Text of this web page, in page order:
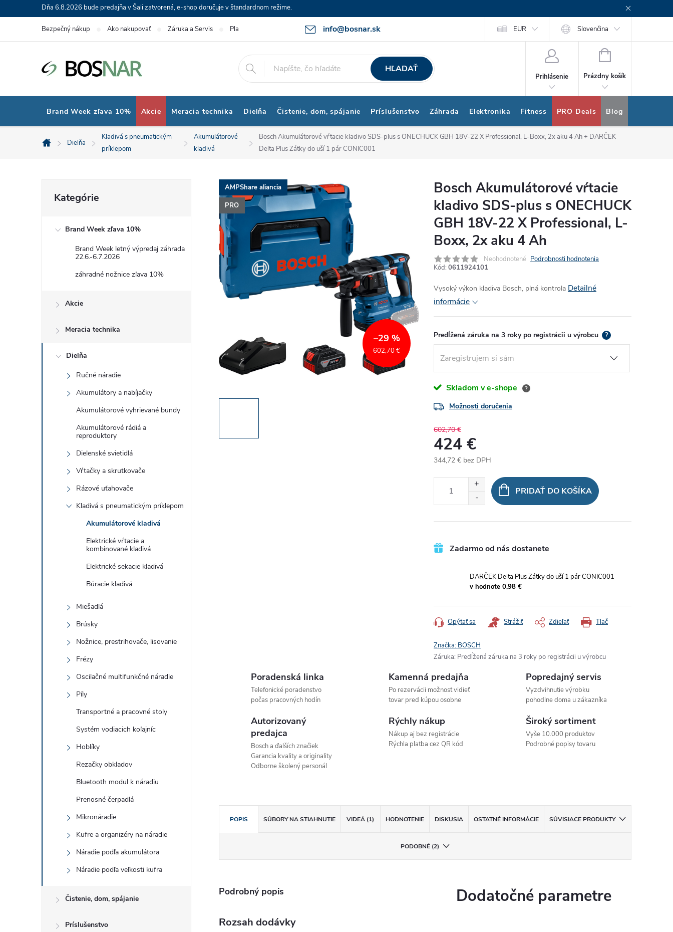
na
Dňa 6.8.2026 bude predajňa v Šali zatvorená, e-shop doručuje v štandardnom režime.
info@bosnar.sk
Bezpečný nákup Ako nakupovať Záruka a Servis Platby a Doprava Kontakty Obchodné podmienky Nákup na splátky Quatro
EUR Slovenčina
HĽADAŤ
Prihlásenie
NÁKUPNÝ
Prázdny košík
Brand Week zľava 10% Akcie Meracia technika Dielňa Čistenie, dom, spájanie Príslušenstvo Záhrada Elektronika Fitness PRO Deals Blog
Domov
Dielňa
Kladivá s pneumatickým
príklepom
Akumulátorové
kladivá
Bosch Akumulátorové vŕtacie kladivo SDS-plus s ONECHUCK GBH 18V-22 X Professional, L-Boxx, 2x aku 4 Ah+ DARČEK
Delta Plus Zátky do uší 1 pár CONIC001
a
kategórie
Kategórie
Brand Week zľava 10%
Brand Week letný výpredaj záhrada
22.6.-6.7.2026
záhradné nožnice zľava 10%
Akcie
Meracia technika
Dielňa
Ručné náradie
Akumulátory a nabíjačky
Akumulátorové vyhrievané bundy
Akumulátorové rádiá a
reproduktory
Dielenské svietidlá
Vŕtačky a skrutkovače
Rázové uťahovače
Kladivá s pneumatickým príklepom
Akumulátorové kladivá
Elektrické vŕtacie a
kombinované kladivá
Elektrické sekacie kladivá
Búracie kladivá
Miešadlá
Brúsky
Nožnice, prestrihovače, lisovanie
Frézy
Oscilačné multifunkčné náradie
Píly
Transportné a pracovné stoly
Systém vodiacich koľajníc
Hoblíky
Rezačky obkladov
Bluetooth modul k náradiu
Prenosné čerpadlá
Mikronáradie
Kufre a organizéry na náradie
Náradie podľa akumulátora
Náradie podľa veľkosti kufra
Čistenie, dom, spájanie
Príslušenstvo
AMPShare aliancia
PRO
602,70 €
–29 %
Bosch Akumulátorové vŕtacie
kladivo SDS-plus s ONECHUCK
GBH 18V-22 X Professional, L-
Boxx, 2x aku 4 Ah
Neohodnotené Podrobnosti hodnotenia
Kód: 0611924101
Vysoký výkon kladiva Bosch, plná kontrola Detailné
informácie
Predĺžená záruka na 3 roky po registrácii u výrobcu ?
Skladom v e-shope ?
Možnosti doručenia
602,70 €
424 €
344,72 € bez DPH
PRIDAŤ DO KOŠÍKA
Zadarmo od nás dostanete
DARČEK Delta Plus Zátky do uší 1 pár CONIC001
v hodnote 0,98 €
Tlač
Opýtať sa Strážiť Zdieľať
Značka: BOSCH
Záruka: Predĺžená záruka na 3 roky po registrácii u výrobcu
Poradenská linka
Telefonické poradenstvo
počas pracovných hodín
Kamenná predajňa
Po rezervácii možnosť vidieť
tovar pred kúpou osobne
Popredajný servis
Vyzdvihnutie výrobku
pohodlne doma u zákazníka
Autorizovaný
predajca
Bosch a ďalších značiek
Garancia kvality a originality
Odborne školený personál
Rýchly nákup
Nákup aj bez registrácie
Rýchla platba cez QR kód
Široký sortiment
Vyše 10.000 produktov
Podrobné popisy tovaru
POPIS SÚBORY NA STIAHNUTIE VIDEÁ (1) HODNOTENIE DISKUSIA OSTATNÉ INFORMÁCIE SÚVISIACE PRODUKTY
PODOBNÉ (2)
Podrobný popis
Rozsah dodávky
Dodatočné parametre